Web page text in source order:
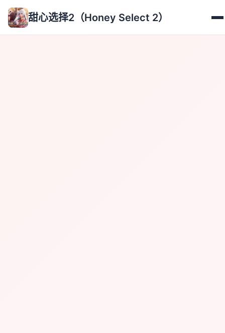
甜心选择2（Honey Select 2）